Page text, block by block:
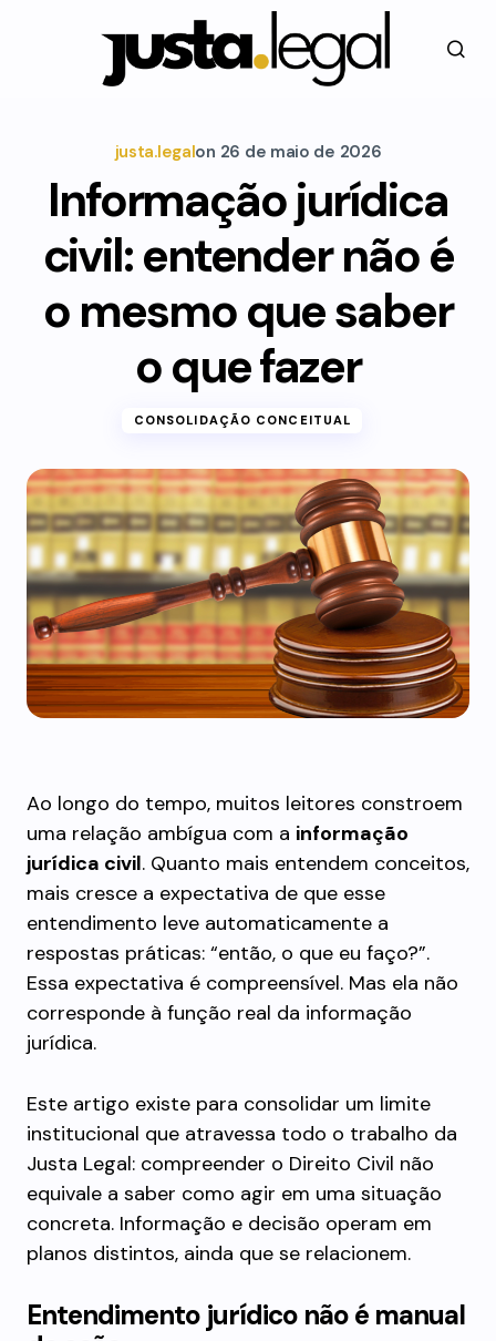
justa.legalon 26 de maio de 2026
Informação jurídica
civil: entender não é
o mesmo que saber
o que fazer
CONSOLIDAÇÃO CONCEITUAL
Ao longo do tempo, muitos leitores constroem
uma relação ambígua com a informação
jurídica civil. Quanto mais entendem conceitos,
mais cresce a expectativa de que esse
entendimento leve automaticamente a
respostas práticas: “então, o que eu faço?”.
Essa expectativa é compreensível. Mas ela não
corresponde à função real da informação
jurídica.
Este artigo existe para consolidar um limite
institucional que atravessa todo o trabalho da
Justa Legal: compreender o Direito Civil não
equivale a saber como agir em uma situação
concreta. Informação e decisão operam em
planos distintos, ainda que se relacionem.
Entendimento jurídico não é manual